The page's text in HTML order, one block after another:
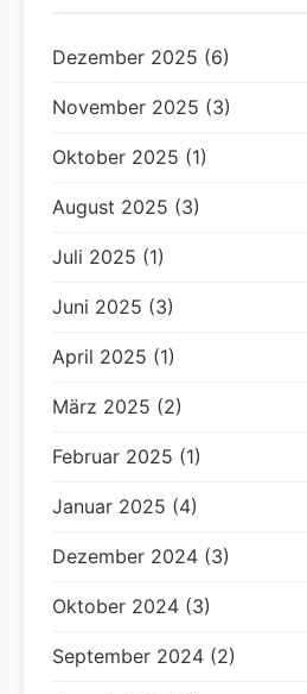
Dezember 2025 (6)
November 2025 (3)
Oktober 2025 (1)
August 2025 (3)
Juli 2025 (1)
Juni 2025 (3)
April 2025 (1)
März 2025 (2)
Februar 2025 (1)
Januar 2025 (4)
Dezember 2024 (3)
Oktober 2024 (3)
September 2024 (2)